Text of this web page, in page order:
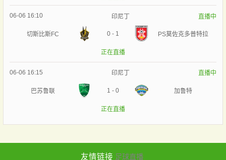
06-06 16:10 印尼丁 直播中
切斯比斯FC 0 - 1 PS莫佐克多普特拉
正在直播
06-06 16:15 印尼丁 直播中
巴苏鲁联 1 - 0 加鲁特
正在直播
友情链接 足球直播